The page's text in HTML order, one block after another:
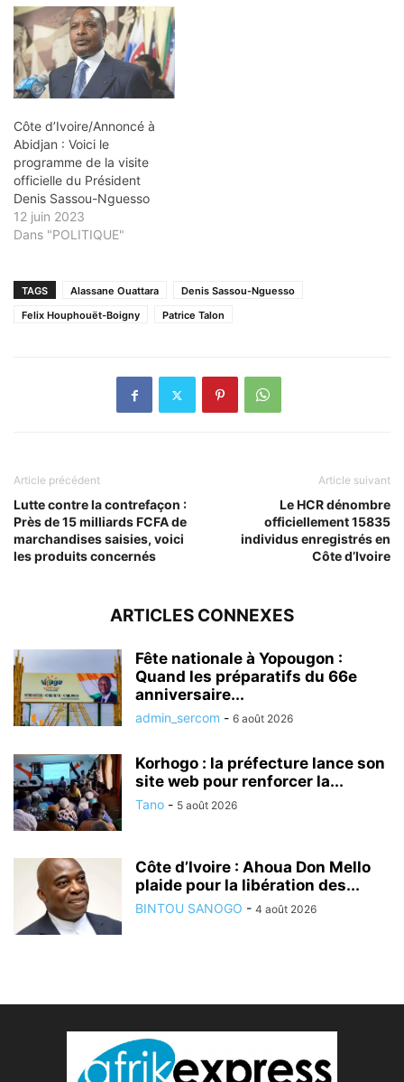
Côte d’Ivoire/Annoncé à
Abidjan : Voici le
programme de la visite
officielle du Président
Denis Sassou-Nguesso
12 juin 2023
Dans "POLITIQUE"
TAGS Alassane Ouattara
Denis Sassou-Nguesso
Felix Houphouët-Boigny
Patrice Talon
Article précédent
Lutte contre la contrefaçon :
Près de 15 milliards FCFA de
marchandises saisies, voici
les produits concernés
Article suivant
Le HCR dénombre
officiellement 15835
individus enregistrés en
Côte d’Ivoire
ARTICLES CONNEXES
Fête nationale à Yopougon :
Quand les préparatifs du 66e
anniversaire...
admin_sercom - 6 août 2026
Korhogo : la préfecture lance son
site web pour renforcer la...
Tano - 5 août 2026
Côte d’Ivoire : Ahoua Don Mello
plaide pour la libération des...
BINTOU SANOGO - 4 août 2026